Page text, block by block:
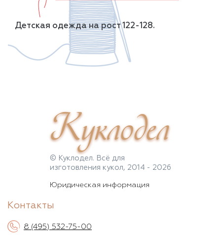
Детская одежда на рост 122-128.
Куклодел
© Куклодел. Всё для
изготовления кукол, 2014 - 2026
Юридическая информация
Контакты
8 (495) 532-75-00